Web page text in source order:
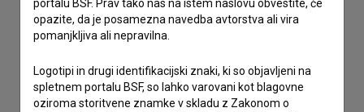
portalu BSF. Prav tako nas na istem naslovu obvestite, če
opazite, da je posamezna navedba avtorstva ali vira
pomanjkljiva ali nepravilna.
Logotipi in drugi identifikacijski znaki, ki so objavljeni na
spletnem portalu BSF, so lahko varovani kot blagovne
oziroma storitvene znamke v skladu z Zakonom o